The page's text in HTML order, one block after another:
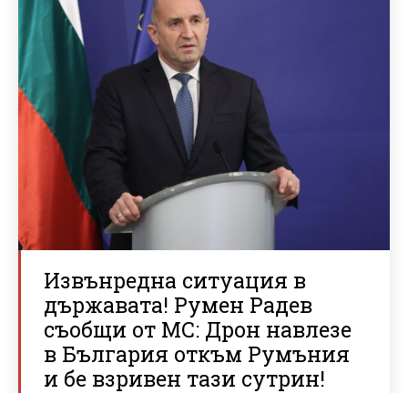
Извънредна ситуация в
държавата! Румен Радев
съобщи от МС: Дрон навлезе
в България откъм Румъния
и бе взривен тази сутрин!